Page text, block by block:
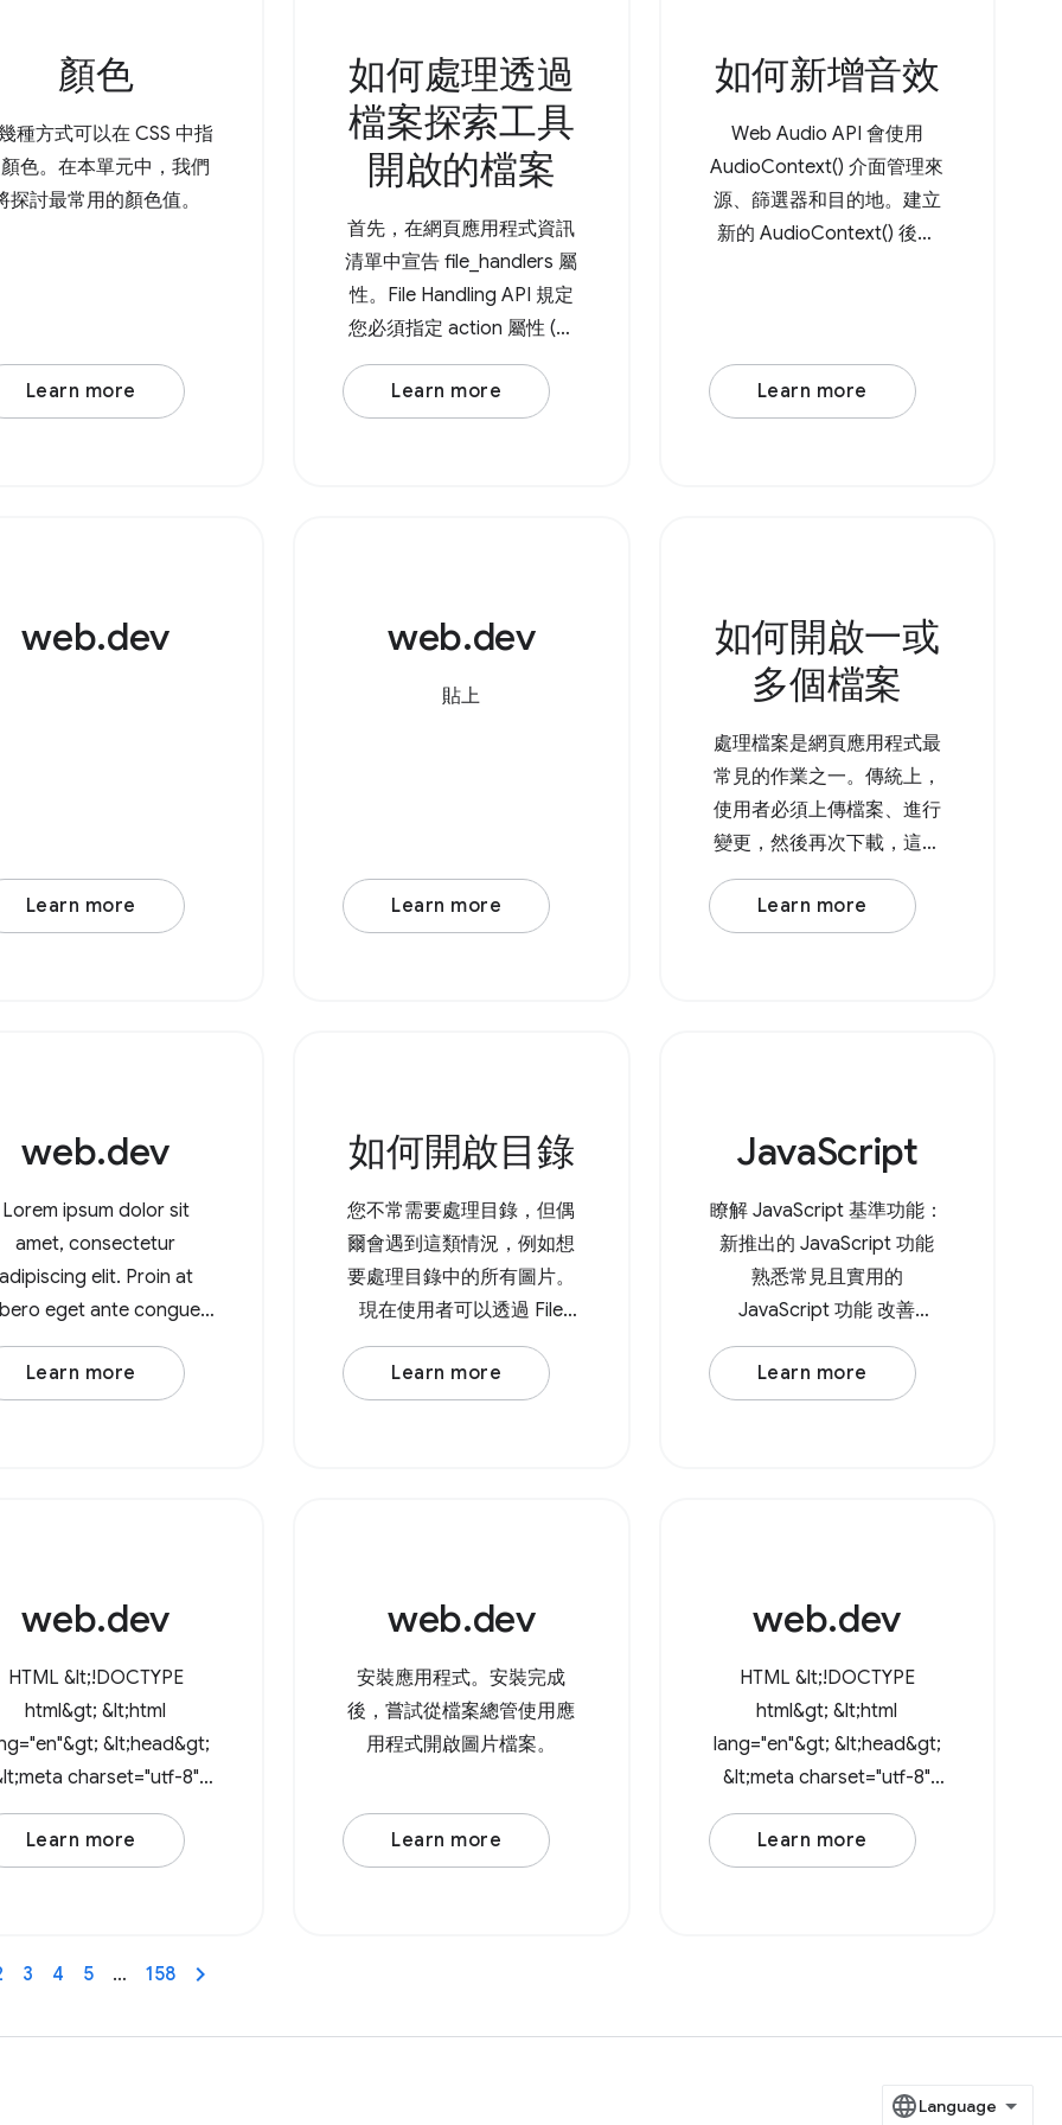
顏色
種方式可以在 CSS 中指
色。在本單元中，我們
探討最常用的顏色值。
Learn more
如何處理透過
檔案探索工具
開啟的檔案
首先，在網頁應用程式資訊
清單中宣告 file_handlers 屬
性。File Handling API 規定
您必須指定 action 屬性 (處
理網址) 和 accept 屬性，後
者是物件，其中 MIME 類型
支援 File Handling API，您
拖曳到應用程式中。
Learn more
如何新增音效
Web Audio API 會使用
AudioContext() 介面管理來
源、篩選器和目的地。建立
新的 AudioContext() 後，
說，假設套用了 低通濾波器
的基本震盪器。 Browser
Learn more
web.dev
Learn more
web.dev
貼上
Learn more
如何開啟一或
多個檔案
處理檔案是網頁應用程式最
常見的作業之一。傳統上，
使用者必須上傳檔案、進行
變更，然後再次下載，這樣
「下載」資料夾中就會有副
本。有了 File System
的 Promise。如需多個檔
案，您可以將 { multiple:
true, } 傳遞至方法。
Browser Support Source
網頁上的
Learn more
web.dev
Lorem ipsum dolor sit
amet, consectetur
adipiscing elit. Proin at
eget ante congue
Integer varius
enim leo. Duis est nisi,
Learn more
如何開啟目錄
您不常需要處理目錄，但偶
爾會遇到這類情況，例如想
要處理目錄中的所有圖片。
現在使用者可以透過 File
System Access API 在瀏覽
器中開啟目錄，並決定是否
'readwrite' } 傳遞至方法。
網頁上的 &lt;input
type="file"
Learn more
JavaScript
瞭解 JavaScript 基準功能：
新推出的 JavaScript 功能
熟悉常見且實用的
JavaScript 功能 改善
JavaScript 造成的 INP 不佳
問題 最佳化第三方
Learn more
web.dev
HTML &lt;!DOCTYPE
html&gt; &lt;html
&lt;head&gt;
charset="utf-8"
/&gt; &lt;meta
name="viewport"
svg+xml,
Learn more
web.dev
安裝應用程式。安裝完成
後，嘗試從檔案總管使用應
用程式開啟圖片檔案。
Learn more
web.dev
HTML &lt;!DOCTYPE
html&gt; &lt;html
lang="en"&gt; &lt;head&gt;
&lt;meta charset="utf-8"
/&gt; &lt;meta
name="viewport"
Learn more
3 4 5 … 158